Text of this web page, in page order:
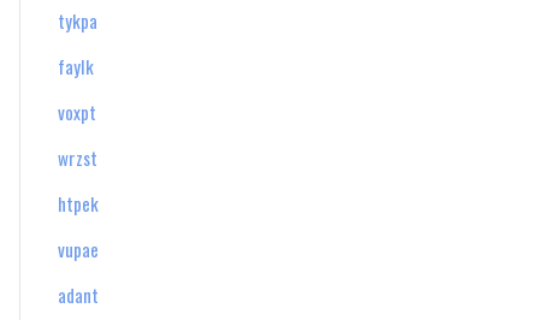
tykpa
faylk
voxpt
wrzst
htpek
vupae
adant